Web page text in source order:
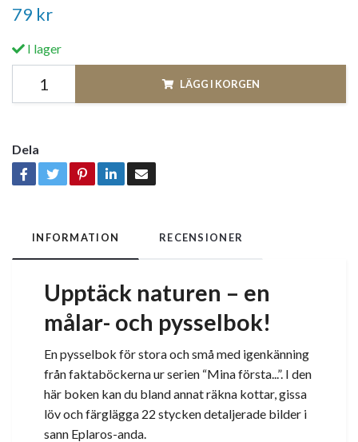
79 kr
I lager
LÄGG I KORGEN
Dela
INFORMATION RECENSIONER
Upptäck naturen – en
målar- och pysselbok!
En pysselbok för stora och små med igenkänning
från faktaböckerna ur serien “Mina första...”. I den
här boken kan du bland annat räkna kottar, gissa
löv och färglägga 22 stycken detaljerade bilder i
sann Eplaros-anda.